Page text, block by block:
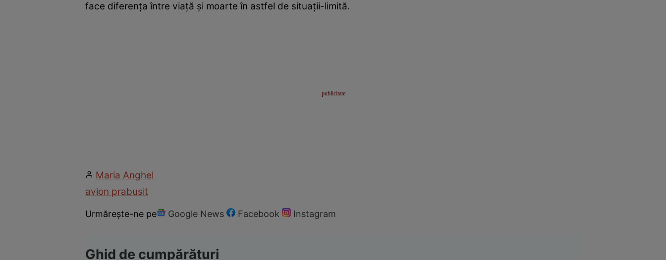
face diferența între viață și moarte în astfel de situații-limită.
Maria Anghel
avion prabusit
Urmărește-ne pe Google News Facebook Instagram
Ghid de cumpărături